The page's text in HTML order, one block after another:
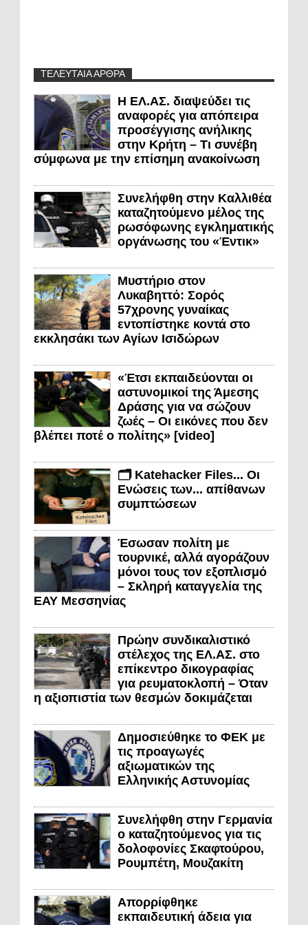
ΤΕΛΕΥΤΑΙΑ ΑΡΘΡΑ
Η ΕΛ.ΑΣ. διαψεύδει τις
αναφορές για απόπειρα
προσέγγισης ανήλικης
στην Κρήτη – Τι συνέβη
σύμφωνα με την επίσημη ανακοίνωση
Συνελήφθη στην Καλλιθέα
καταζητούμενο μέλος της
ρωσόφωνης εγκληματικής
οργάνωσης του «Έντικ»
Μυστήριο στον
Λυκαβηττό: Σορός
57χρονης γυναίκας
εντοπίστηκε κοντά στο
εκκλησάκι των Αγίων Ισιδώρων
«Έτσι εκπαιδεύονται οι
αστυνομικοί της Άμεσης
Δράσης για να σώζουν
ζωές – Οι εικόνες που δεν
βλέπει ποτέ ο πολίτης» [video]
🗂️ Katehacker Files... Οι
Ενώσεις των... απίθανων
συμπτώσεων
Έσωσαν πολίτη με
τουρνικέ, αλλά αγοράζουν
μόνοι τους τον εξοπλισμό
– Σκληρή καταγγελία της
ΕΑΥ Μεσσηνίας
Πρώην συνδικαλιστικό
στέλεχος της ΕΛ.ΑΣ. στο
επίκεντρο δικογραφίας
για ρευματοκλοπή – Όταν
η αξιοπιστία των θεσμών δοκιμάζεται
Δημοσιεύθηκε το ΦΕΚ με
τις προαγωγές
αξιωματικών της
Ελληνικής Αστυνομίας
Συνελήφθη στην Γερμανία
ο καταζητούμενος για τις
δολοφονίες Σκαφτούρου,
Ρουμπέτη, Μουζακίτη
Απορρίφθηκε
εκπαιδευτική άδεια για